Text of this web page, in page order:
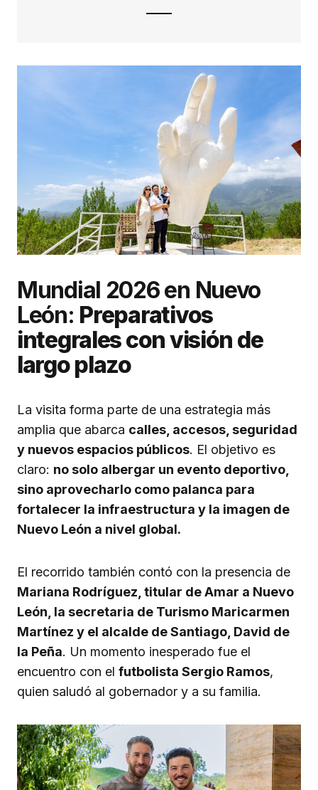
Mundial 2026 en Nuevo
León: Preparativos
integrales con visión de
largo plazo
La visita forma parte de una estrategia más
amplia que abarca calles, accesos, seguridad
y nuevos espacios públicos. El objetivo es
claro: no solo albergar un evento deportivo,
sino aprovecharlo como palanca para
fortalecer la infraestructura y la imagen de
Nuevo León a nivel global.
El recorrido también contó con la presencia de
Mariana Rodríguez, titular de Amar a Nuevo
León, la secretaria de Turismo Maricarmen
Martínez y el alcalde de Santiago, David de
la Peña. Un momento inesperado fue el
encuentro con el futbolista Sergio Ramos,
quien saludó al gobernador y a su familia.